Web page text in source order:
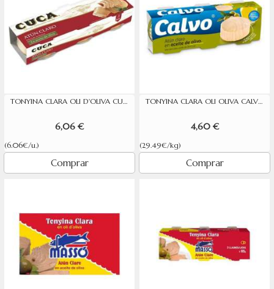
TONYINA CLARA OLI D'OLIVA CUCA 3X65G
6,06 €
(6.06€/u.)
Comprar
TONYINA CLARA OLI OLIVA CALVO 52X3
4,60 €
(29.49€/kg)
Comprar